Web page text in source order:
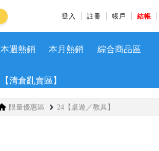
登入 註冊 帳戶 結帳
本週熱銷 本月熱銷 綜合商品區
【清倉亂賣區】
限量優惠區 24【桌遊／教具】